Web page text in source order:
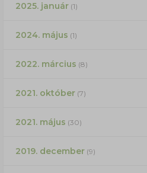
2025. január(1)
2024. május (1)
2022. március (8)
2021. október(7)
2021. május (30)
2019. december(9)